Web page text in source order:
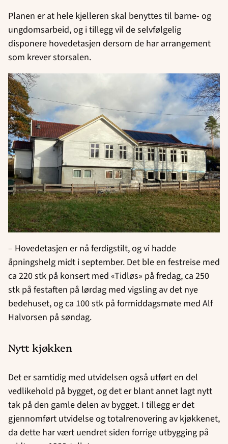
Planen er at hele kjelleren skal benyttes til barne- og
ungdomsarbeid, og i tillegg vil de selvfølgelig
disponere hovedetasjen dersom de har arrangement
som krever storsalen.
– Hovedetasjen er nå ferdigstilt, og vi hadde
åpningshelg midt i september. Det ble en festreise med
ca 220 stk på konsert med «Tidløs» på fredag, ca 250
stk på festaften på lørdag med vigsling av det nye
bedehuset, og ca 100 stk på formiddagsmøte med Alf
Halvorsen på søndag.
Nytt kjøkken
Det er samtidig med utvidelsen også utført en del
vedlikehold på bygget, og det er blant annet lagt nytt
tak på den gamle delen av bygget. I tillegg er det
gjennomført utvidelse og totalrenovering av kjøkkenet,
da dette har vært uendret siden forrige utbygging på